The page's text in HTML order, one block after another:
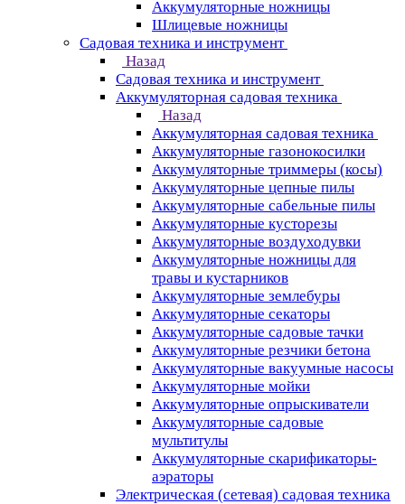
Аккумуляторные ножницы
Шлицевые ножницы
Cадовая техника и инструмент
Назад
Cадовая техника и инструмент
Аккумуляторная садовая техника
Назад
Аккумуляторная садовая техника
Аккумуляторные газонокосилки
Аккумуляторные триммеры (косы)
Аккумуляторные цепные пилы
Аккумуляторные сабельные пилы
Аккумуляторные кусторезы
Аккумуляторные воздуходувки
Аккумуляторные ножницы для
травы и кустарников
Аккумуляторные землебуры
Аккумуляторные секаторы
Аккумуляторные садовые тачки
Аккумуляторные резчики бетона
Аккумуляторные вакуумные насосы
Аккумуляторные мойки
Аккумуляторные опрыскиватели
Аккумуляторные садовые
мультитулы
Аккумуляторные скарификаторы-
аэраторы
Электрическая (сетевая) садовая техника